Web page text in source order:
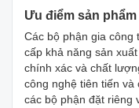
Ưu điểm sản phẩm
Các bộ phận gia công
cấp khả năng sản
chính xác và chất
công nghệ tiên tiến và
các bộ phận đặt riêng